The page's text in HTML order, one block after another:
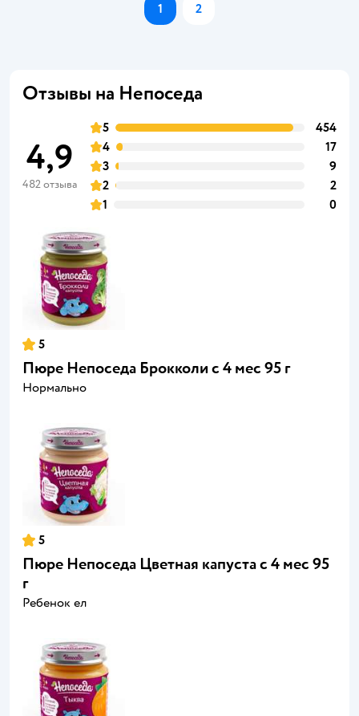
1 2
Отзывы на Непоседа
4,9
482 отзыва
5
454
4
17
3
9
2
2
1
0
5
Пюре Непоседа Брокколи с 4 мес 95 г
Нормально
5
Пюре Непоседа Цветная капуста с 4 мес 95
г
Ребенок ел